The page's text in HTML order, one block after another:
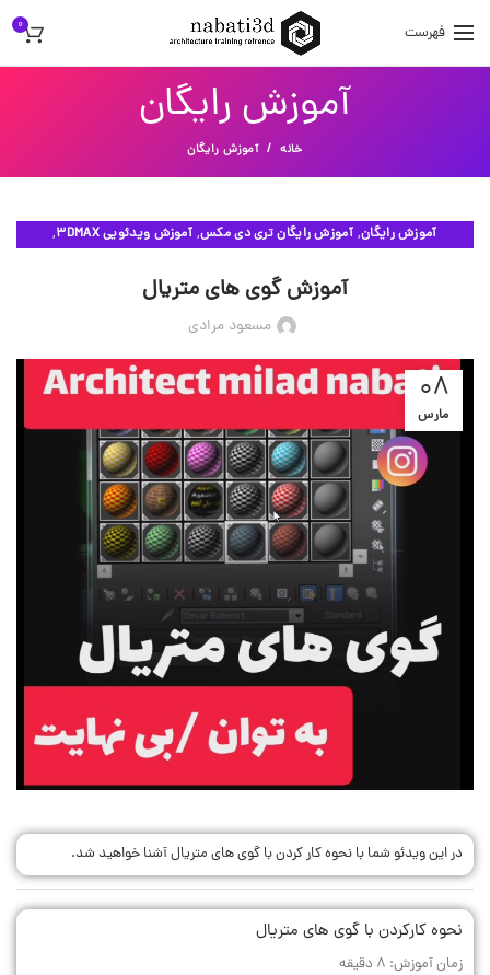
فهرست 0
آموزش رایگان
خانه آموزش رایگان
آموزش رایگان, آموزش رایگان تری دی مکس, آموزش ویدئویی 3DMAX ,
آموزش گوی های متریال
مسعود مرادی
08
مارس
در این ویدئو شما با نحوه کار کردن با گوی های متریال آشنا خواهید شد.
نحوه کارکردن با گوی های متریال
زمان آموزش: 8 دقیقه